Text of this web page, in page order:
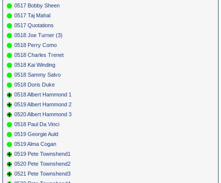
0517 Bobby Sheen
0517 Taj Mahal
0517 Quotations
0518 Joe Turner (3)
0518 Perry Como
0518 Charles Trenet
0518 Kai Winding
0518 Sammy Salvo
0518 Doris Duke
0518 Albert Hammond 1
0519 Albert Hammond 2
0520 Albert Hammond 3
0518 Paul Da Vinci
0519 Georgie Auld
0519 Alma Cogan
0519 Pete Townshend1
0520 Pete Townshend2
0521 Pete Townshend3